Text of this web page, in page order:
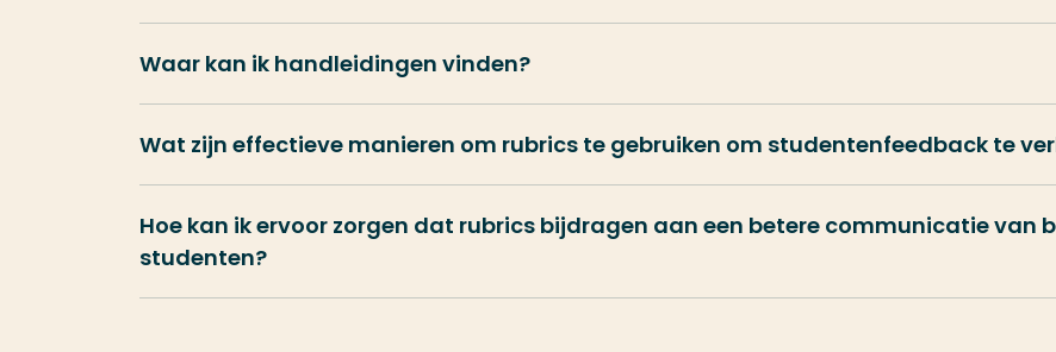
Waar kan ik handleidingen vinden?
Wat zijn effectieve manieren om rubrics te gebruiken om studentenfeedback te
Hoe kan ik ervoor zorgen dat rubrics bijdragen aan een betere communicatie van
studenten?